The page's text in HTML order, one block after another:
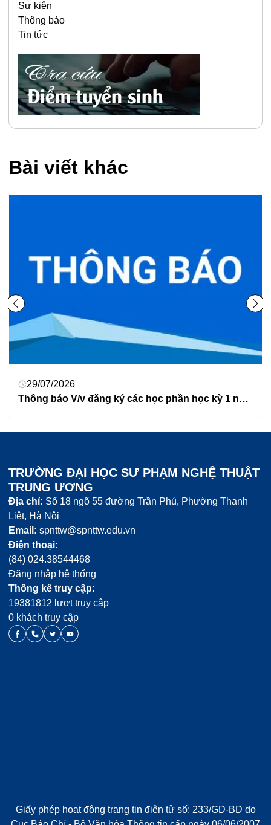
Sự kiện
Thông báo
Tin tức
Bài viết khác
28/07/2026
Trường ĐHSP Nghệ thuật TW vinh danh gần 700 tân khoa
TRƯỜNG ĐẠI HỌC SƯ PHẠM NGHỆ THUẬT
TRUNG ƯƠNG
Địa chỉ: Số 18 ngõ 55 đường Trần Phú, Phường Thanh
Liệt, Hà Nội
Email: spnttw@spnttw.edu.vn
Điện thoại:
(84) 024.38544468
Đăng nhập hệ thống
Thống kê truy cập:
19381812 lượt truy cập
0 khách truy cập
Giấy phép hoạt động trang tin điện tử số: 233/GD-BD do